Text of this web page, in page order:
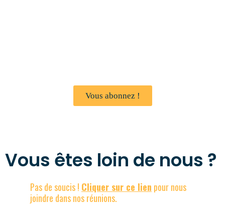
Vous abonnez !
Vous êtes loin de nous ?
Pas de soucis ! Cliquer sur ce lien pour nous
joindre dans nos réunions.